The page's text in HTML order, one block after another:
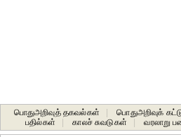
பொதுஅறிவுத் தகவல்கள் பொதுஅறிவுக்
பதில்கள்
காலச் சுவடுகள் வரலாறு